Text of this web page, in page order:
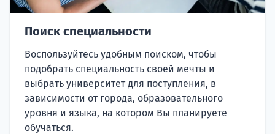
Поиск специальности
Воспользуйтесь удобным поиском, чтобы
подобрать специальность своей мечты и
выбрать университет для поступления, в
зависимости от города, образовательного
уровня и языка, на котором Вы планируете
обучаться.